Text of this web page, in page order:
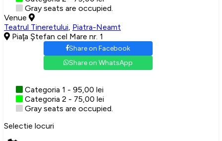
Gray seats are occupied.
Venue
Teatrul Tineretului Piatra-Neamt
Piaţa Ştefan cel Mare nr. 1
Share on Facebook
Share on WhatsApp
Categoria 1 - 95,00 lei
Categoria 2 - 75,00 lei
Gray seats are occupied.
Selectie locuri